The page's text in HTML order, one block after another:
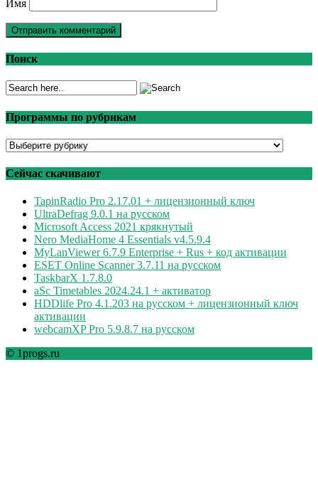
Имя
Поиск
Программы по рубрикам
Программы
рубрикам
Сейчас скачивают
TapinRadio Pro 2.17.01 + лицензионный ключ
UltraDefrag 9.0.1 на русском
Microsoft Access 2021 крякнутый
Nero MediaHome 4 Essentials v4.5.9.4
MyLanViewer 6.7.9 Enterprise + Rus + код активации
ESET Online Scanner 3.7.11 на русском
TaskbarX 1.7.8.0
aSc Timetables 2024.24.1 + активатор
HDDlife Pro 4.1.203 на русском + лицензионный ключ
активации
webcamXP Pro 5.9.8.7 на русском
© 1progs.ru